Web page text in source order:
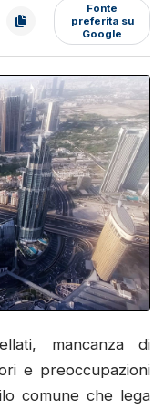
Fonte
preferita su
Google
mancanza di
e preoccupazioni
comune che lega